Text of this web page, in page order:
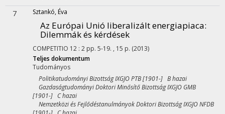
7 Sztankó, Éva
Az Európai Unió liberalizált energiapiaca:
Dilemmák és kérdések
COMPETITIO 12 : 2 pp. 5-19. , 15 p. (2013)
Teljes dokumentum
Tudományos
Politikatudományi Bizottság IXGJO PTB [1901-] B hazai
Gazdaságtudományi Doktori Minősítő Bizottság IXGJO GMB
[1901-] C hazai
Nemzetközi és Fejlődéstanulmányok Doktori Bizottság IXGJO NFDB